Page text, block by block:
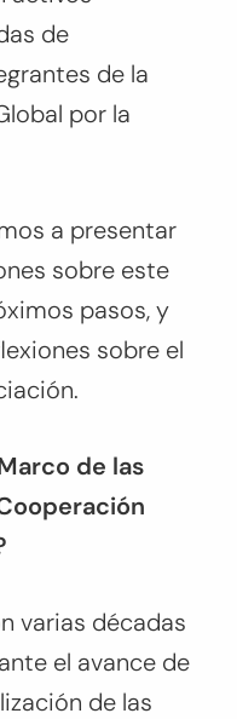
de
de la
por la
a presentar
sobre este
pasos, y
sobre el
de las
varias décadas
el avance de
de las